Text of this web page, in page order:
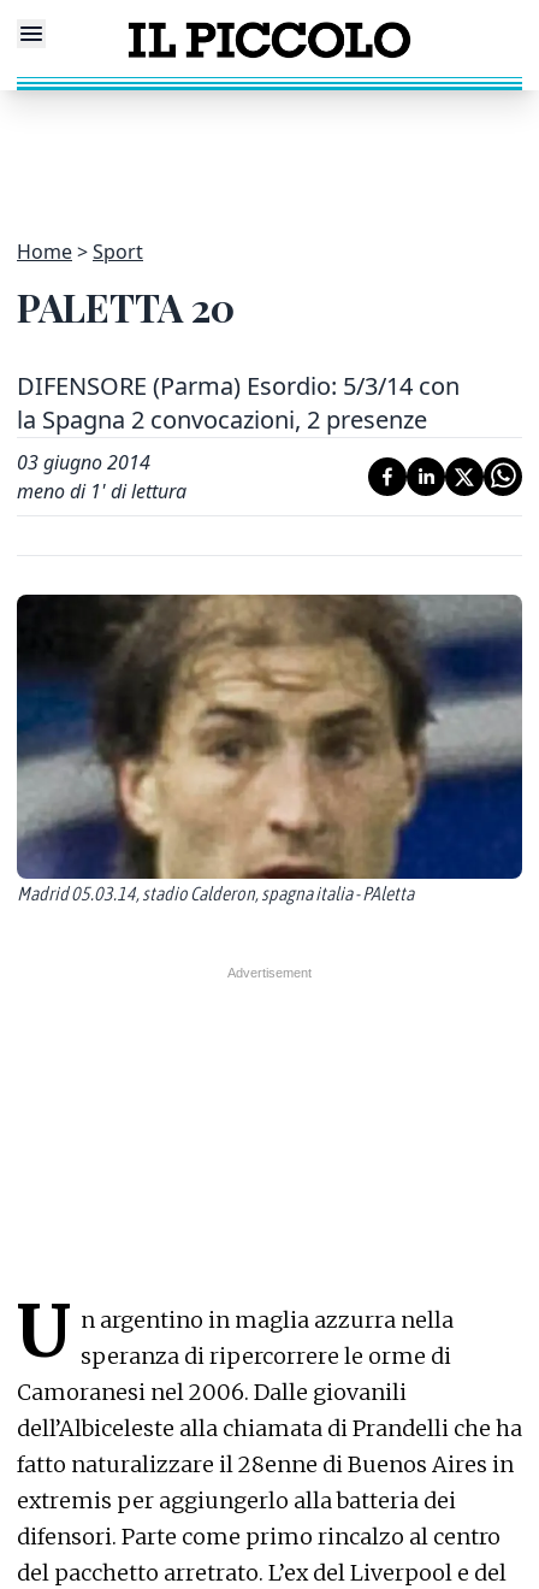
Home Sport
PALETTA 20
DIFENSORE (Parma) Esordio: 5/3/14 con
la Spagna 2 convocazioni, 2 presenze
03 giugno 2014
meno di 1' di lettura
Madrid 05.03.14, stadio Calderon, spagna italia - PAletta
U n argentino in maglia azzurra nella
speranza di ripercorrere le orme di
Camoranesi nel 2006. Dalle giovanili
dell’Albiceleste alla chiamata di Prandelli che ha
fatto naturalizzare il 28enne di Buenos Aires in
extremis per aggiungerlo alla batteria dei
difensori. Parte come primo rincalzo al centro
del pacchetto arretrato. L’ex del Liverpool e del